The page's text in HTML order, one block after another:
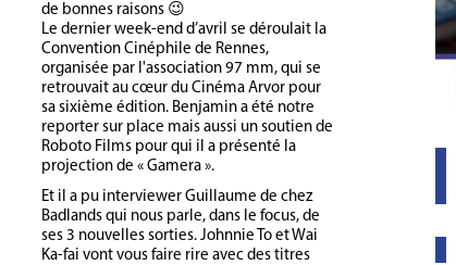
de bonnes raisons 😉
Le dernier week-end d’avril se déroulait la
Convention Cinéphile de Rennes,
organisée par l'association 97 mm, qui se
retrouvait au cœur du Cinéma Arvor pour
sa sixième édition. Benjamin a été notre
reporter sur place mais aussi un soutien de
Roboto Films pour qui il a présenté la
projection de « Gamera ».
Et il a pu interviewer Guillaume de chez
Badlands qui nous parle, dans le focus, de
ses 3 nouvelles sorties. Johnnie To et Wai
Ka-fai vont vous faire rire avec des titres